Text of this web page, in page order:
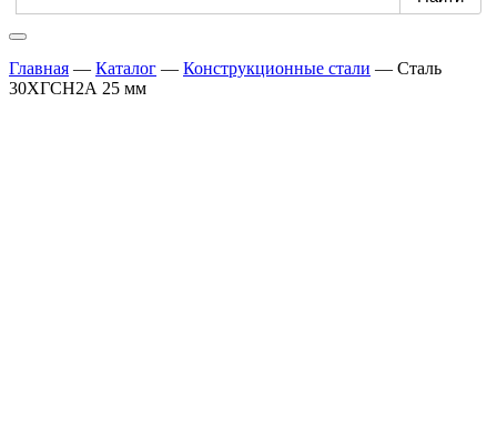
Главная — Каталог — Конструкционные стали — Сталь
30ХГСН2А 25 мм